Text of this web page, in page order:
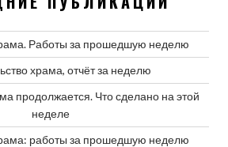
Работы за прошедшую неделю
храма, отчёт за неделю
продолжается. Что сделано на этой
неделе
работы за прошедшую неделю